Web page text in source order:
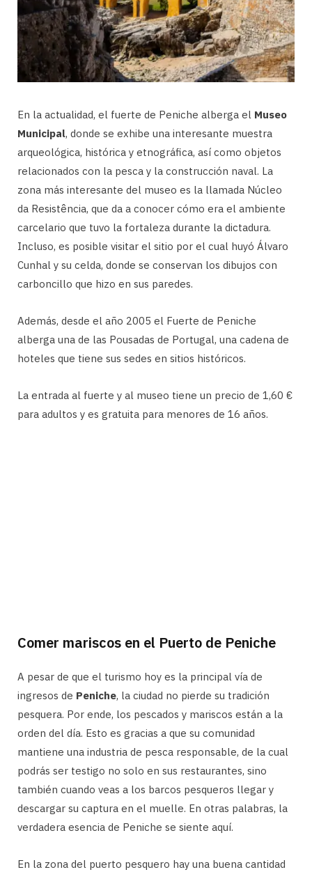
En la actualidad, el fuerte de Peniche alberga el Museo
Municipal, donde se exhibe una interesante muestra
arqueológica, histórica y etnográfica, así como objetos
relacionados con la pesca y la construcción naval. La
zona más interesante del museo es la llamada Núcleo
da Resistência, que da a conocer cómo era el ambiente
carcelario que tuvo la fortaleza durante la dictadura.
Incluso, es posible visitar el sitio por el cual huyó Álvaro
Cunhal y su celda, donde se conservan los dibujos con
carboncillo que hizo en sus paredes.
Además, desde el año 2005 el Fuerte de Peniche
alberga una de las Pousadas de Portugal, una cadena de
hoteles que tiene sus sedes en sitios históricos.
La entrada al fuerte y al museo tiene un precio de 1,60 €
para adultos y es gratuita para menores de 16 años.
Comer mariscos en el Puerto de Peniche
A pesar de que el turismo hoy es la principal vía de
ingresos de Peniche, la ciudad no pierde su tradición
pesquera. Por ende, los pescados y mariscos están a la
orden del día. Esto es gracias a que su comunidad
mantiene una industria de pesca responsable, de la cual
podrás ser testigo no solo en sus restaurantes, sino
también cuando veas a los barcos pesqueros llegar y
descargar su captura en el muelle. En otras palabras, la
verdadera esencia de Peniche se siente aquí.
En la zona del puerto pesquero hay una buena cantidad